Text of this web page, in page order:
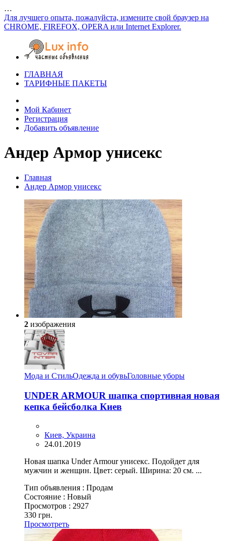
…
Для лучшего опыта, пожалуйста, измените свой браузер на
CHROME, FIREFOX, OPERA или Internet Explorer.
ГЛАВНАЯ
ТАРИФНЫЕ ПАКЕТЫ
Мой Кабинет
Регистрация
Добавить объявление
Андер Армор унисекс
Главная
Андер Армор унисекс
2 изображения
Мода и СтильОдежда и обувьГоловные уборы
UNDER ARMOUR шапка спортивная новая
кепка бейсболка Киев
Киев, Украина
24.01.2019
Новая шапка Under Armour унисекс. Подойдет для
мужчин и женщин. Цвет: серый. Ширина: 20 см. ...
Тип объявления : Продам
Состояние : Новый
Просмотров : 2927
330 грн.
Просмотреть